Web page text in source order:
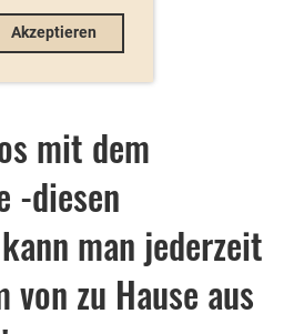
Akzeptieren
mit dem
-diesen
man jederzeit
von zu Hause aus